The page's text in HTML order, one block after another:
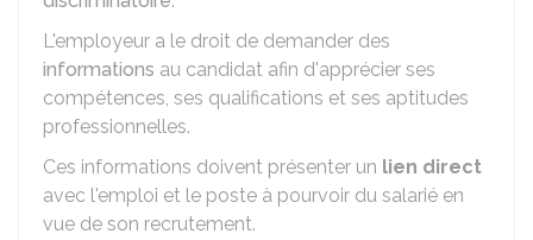
L'employeur a le droit de demander des
informations au candidat afin d'apprécier ses
compétences, ses qualifications et ses aptitudes
professionnelles.
Ces informations doivent présenter un lien direct
avec l'emploi et le poste à pourvoir du salarié en
vue de son recrutement.